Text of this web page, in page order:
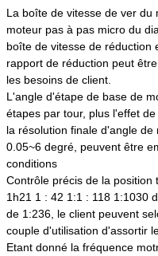
La boîte de vitesse de ver du
moteur pas à pas micro du
boîte de vitesse de réduction
rapport de réduction peut
les besoins de client.
L'angle d'étape de base de
étapes par tour, plus l'effet
la résolution finale d'angle
0.05~6 degré, peuvent être
conditions
Contrôle précis de la position
1h21 1 : 42 1:1 : 118 1:1030
de 1:236, le client peuvent
couple d'utilisation d'assortir
Etant donné la fréquence